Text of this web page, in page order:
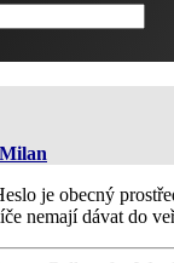
Milan
je obecný
nemají dávat do